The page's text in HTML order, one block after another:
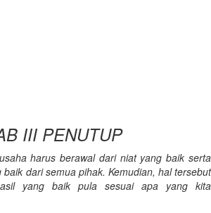
III PENUTUP
harus berawal dari niat yang baik serta
dari semua pihak. Kemudian, hal tersebut
yang baik pula sesuai apa yang kita